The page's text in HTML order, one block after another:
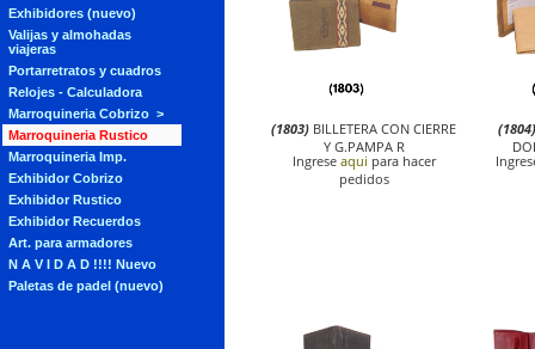
Exhibidores (nuevo)
Valijas y almohadas
viajeras
Portarretratos y cuadros
Relojes - Calculadora
Marroquineria Cobrizo
Marroquineria Rustico
Marroquineria Imp.
Exhibidor Cobrizo
Exhibidor Rustico
Exhibidor Recuerdos
Art. para armadores
N A V I D A D !!!! Nuevo
Paletas de padel (nuevo)
(1803) BILLETERA CON CIERRE
Y G.PAMPA R
Ingrese aqui para hacer
pedidos
(1804)